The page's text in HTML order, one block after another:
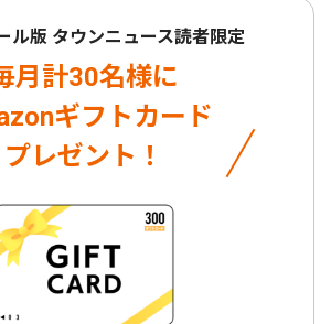
ル版 タウンニュース読者限定
月計30名様に
ギフトカード
プレゼント！